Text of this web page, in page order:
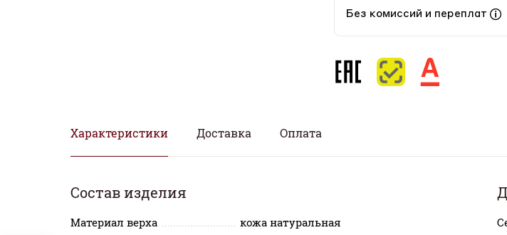
Без комиссий и переплат
Характеристики Доставка Оплата
Состав изделия
Материал верха кожа натуральная